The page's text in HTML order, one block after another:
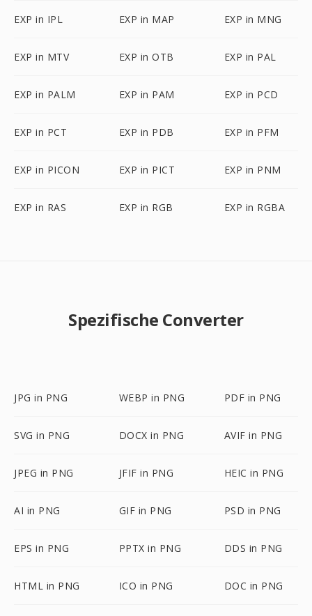
EXP in IPL EXP in MAP EXP in MNG
EXP in MTV EXP in OTB EXP in PAL
EXP in PALM EXP in PAM EXP in PCD
EXP in PCT EXP in PDB EXP in PFM
EXP in PICON EXP in PICT EXP in PNM
EXP in RAS EXP in RGB EXP in RGBA
Spezifische Converter
JPG in PNG WEBP in PNG PDF in PNG
SVG in PNG DOCX in PNG AVIF in PNG
JPEG in PNG JFIF in PNG HEIC in PNG
AI in PNG GIF in PNG PSD in PNG
EPS in PNG PPTX in PNG DDS in PNG
HTML in PNG ICO in PNG DOC in PNG